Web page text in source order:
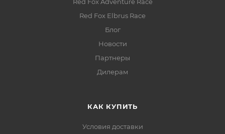
Red Fox Elbrus Race
Блог
Новости
Партнеры
Дилерам
КАК КУПИТЬ
Условия доставки